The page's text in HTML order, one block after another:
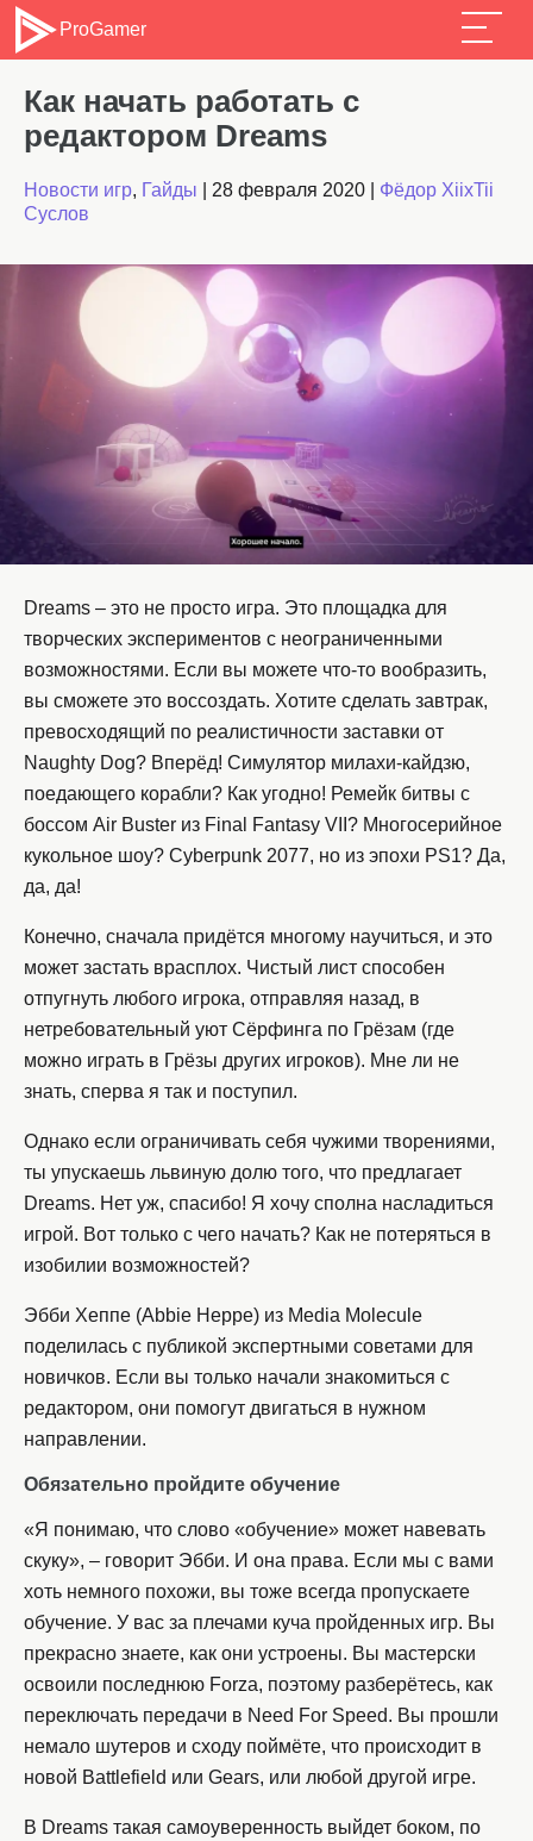
ProGamer
Как начать работать с
редактором Dreams
Новости игр, Гайды 28 февраля 2020
Фёдор XiixTii
Суслов
Dreams – это не просто игра. Это площадка для
творческих экспериментов с неограниченными
возможностями. Если вы можете что-то вообразить,
вы сможете это воссоздать. Хотите сделать завтрак,
превосходящий по реалистичности заставки от
Naughty Dog? Вперёд! Симулятор милахи-кайдзю,
поедающего корабли? Как угодно! Ремейк битвы с
боссом Air Buster из Final Fantasy VII? Многосерийное
кукольное шоу? Cyberpunk 2077, но из эпохи PS1? Да,
да, да!
Конечно, сначала придётся многому научиться, и это
может застать врасплох. Чистый лист способен
отпугнуть любого игрока, отправляя назад, в
нетребовательный уют Сёрфинга по Грёзам (где
можно играть в Грёзы других игроков). Мне ли не
знать, сперва я так и поступил.
Однако если ограничивать себя чужими творениями,
ты упускаешь львиную долю того, что предлагает
Dreams. Нет уж, спасибо! Я хочу сполна насладиться
игрой. Вот только с чего начать? Как не потеряться в
изобилии возможностей?
Эбби Хеппе (Abbie Heppe) из Media Molecule
поделилась с публикой экспертными советами для
новичков. Если вы только начали знакомиться с
редактором, они помогут двигаться в нужном
направлении.
Обязательно пройдите обучение
«Я понимаю, что слово «обучение» может навевать
скуку», – говорит Эбби. И она права. Если мы с вами
хоть немного похожи, вы тоже всегда пропускаете
обучение. У вас за плечами куча пройденных игр. Вы
прекрасно знаете, как они устроены. Вы мастерски
освоили последнюю Forza, поэтому разберётесь, как
переключать передачи в Need For Speed. Вы прошли
немало шутеров и сходу поймёте, что происходит в
новой Battlefield или Gears, или любой другой игре.
В Dreams такая самоуверенность выйдет боком, по